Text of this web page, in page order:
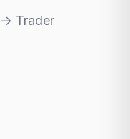
Trader